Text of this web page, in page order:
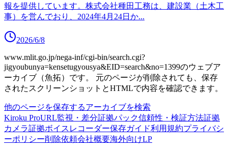
報を提供しています。株式会社種田工務は、建設業（土木工
事）を営んでおり、2024年4月24日か...
2026/6/8
www.mlit.go.jp/nega-inf/cgi-bin/search.cgi?
jigyoubunya=kensetugyousya&EID=search&no=1399のウェブア
ーカイブ（魚拓）です。
元のページが削除されても、保存
されたスクリーンショットとHTMLで内容を確認できます。
他のページを保存するアーカイブを検索
Kiroku ProURL監視・差分証拠パック信頼性・検証方法証拠
カメラ証拠ボイスレコーダー保存ガイド利用規約プライバシ
ーポリシー削除依頼会社概要海外向けLP